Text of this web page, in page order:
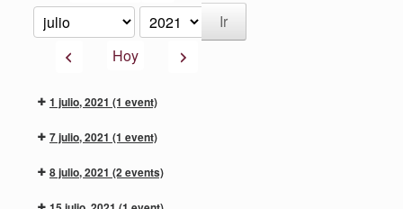
Mes
Año
AnteriorHoy Siguiente
1 julio, 2021 (1 event)
7 julio, 2021 (1 event)
8 julio, 2021 (2 events)